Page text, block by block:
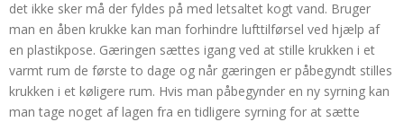
det ikke sker må der fyldes på med letsaltet kogt vand. Bruger
man en åben krukke kan man forhindre lufttilførsel ved hjælp af
en plastikpose. Gæringen sættes igang ved at stille krukken i et
varmt rum de første to dage og når gæringen er påbegyndt stilles
krukken i et køligere rum. Hvis man påbegynder en ny syrning kan
man tage noget af lagen fra en tidligere syrning for at sætte